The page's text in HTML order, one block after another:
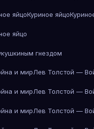
яйцоКуриное яйцо
яйцо
гнездом
и мирЛев Толстой —
и мирЛев Толстой —
и мирЛев Толстой —